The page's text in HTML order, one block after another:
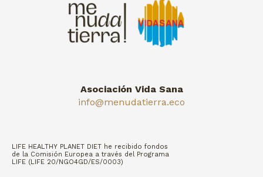
Asociación Vida Sana
info@menudatierra.eco
LIFE HEALTHY PLANET DIET he recibido fondos
de la Comisión Europea a través del Programa
LIFE (LIFE 20/NGO4GD/ES/0003)